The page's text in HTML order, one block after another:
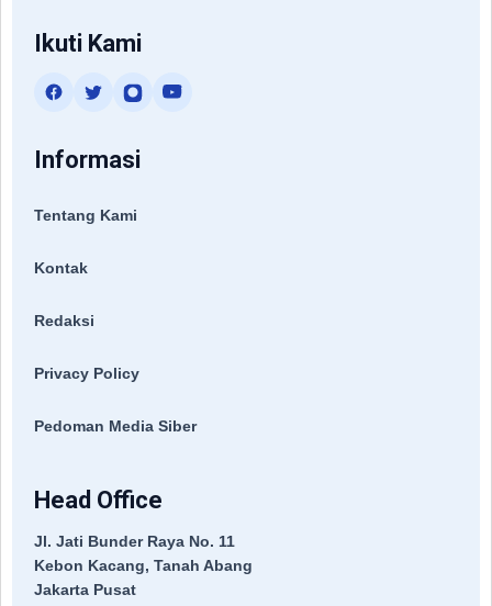
Ikuti Kami
Informasi
Tentang Kami
Kontak
Redaksi
Privacy Policy
Pedoman Media Siber
Head Office
Jl. Jati Bunder Raya No. 11
Kebon Kacang, Tanah Abang
Jakarta Pusat